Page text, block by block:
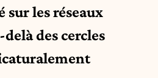
sur les réseaux
des cercles